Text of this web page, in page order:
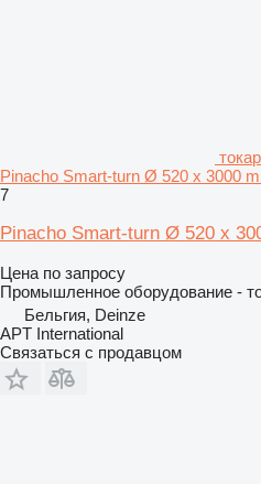
Pinacho Smart-turn Ø 520 x 3000
7
Pinacho Smart-turn Ø 520 x
Цена по запросу
Промышленное оборудование -
Бельгия, Deinze
APT International
Связаться с продавцом